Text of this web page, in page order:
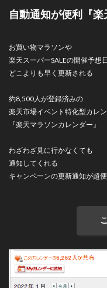
自動通知が便利『楽
お買い物マラソンや
楽天スーパーSALEの開催予想
どこよりも早く更新される
約8,500人が登録済みの
楽天市場イベント特化型カレ
『楽天マラソンカレンダー』
わざわざ見に行かなくても
通知してくれる
キャンペーンの更新通知が超